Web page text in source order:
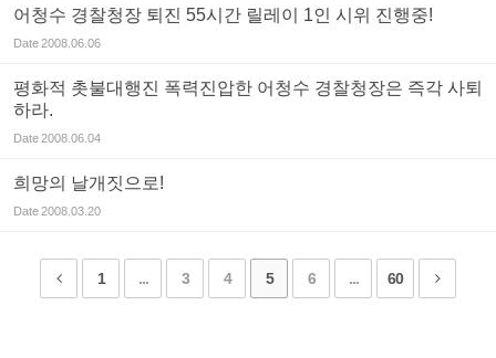
어청수 경찰청장 퇴진 55시간 릴레이 1인 시위 진행중!
Date2008.06.06
평화적 촛불대행진 폭력진압한 어청수 경찰청장은 즉각 사퇴
하라.
Date2008.06.04
희망의 날개짓으로!
Date2008.03.20
1 ... 3 4 5 6 ... 60